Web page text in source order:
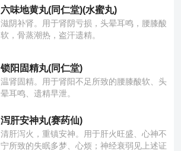
六味地黄丸(同仁堂)(水蜜丸)
滋阴补肾。用于肾阴亏损，头晕耳鸣，腰膝酸
软，骨蒸潮热，盗汗遗精。
锁阳固精丸(同仁堂)
温肾固精。用于肾阳不足所致的腰膝酸软、头
晕耳鸣、遗精早泄。
泻肝安神丸(赛药仙)
清肝泻火，重镇安神。用于肝火旺盛、心神不
宁所致的失眠多梦、心烦；神经衰弱见上述证